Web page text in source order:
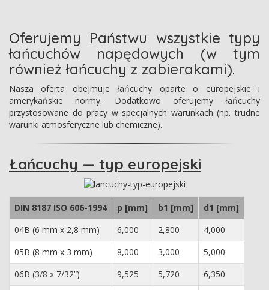
Oferujemy Państwu wszystkie typy
łańcuchów napędowych (w tym
również łańcuchy z zabierakami).
Nasza oferta obejmuje łańcuchy oparte o europejskie i
amerykańskie normy. Dodatkowo oferujemy łańcuchy
przystosowane do pracy w specjalnych warunkach (np. trudne
warunki atmosferyczne lub chemiczne).
Łańcuchy — typ europejski
DIN 8187 ISO 606-1994 p [mm] b1 [mm]
d1 [mm]
04B (6 mm x 2,8 mm)
6,000 2,800
4,000
05B (8 mm x 3 mm)
8,000 3,000
5,000
06B (3/8 x 7/32”)
9,525 5,720
6,350